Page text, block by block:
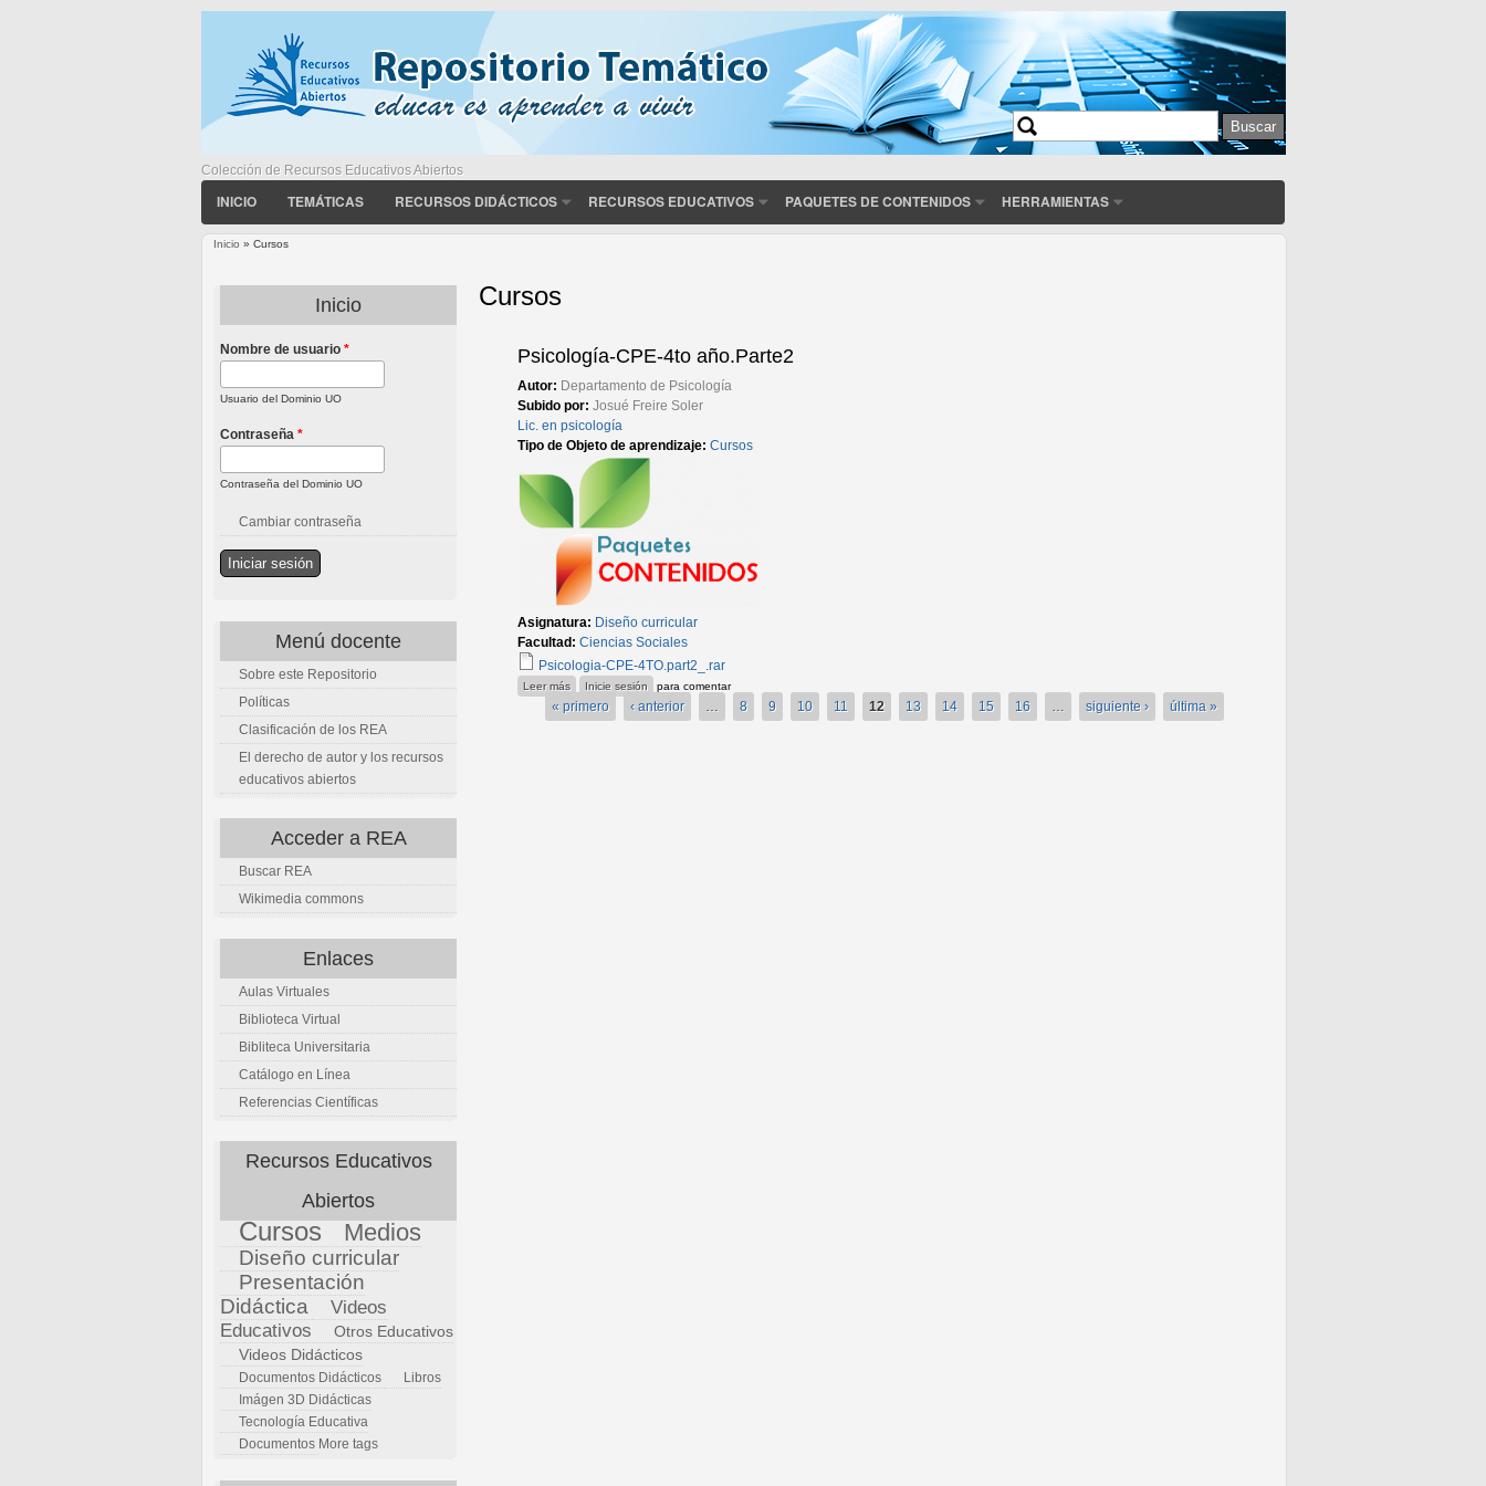
Colección de Recursos Educativos Abiertos
Formulario de búsqueda
Buscar
INICIO TEMÁTICAS RECURSOS DIDÁCTICOS RECURSOS EDUCATIVOS PAQUETES DE CONTENIDOS HERRAMIENTAS
Inicio » Cursos
Cursos
Psicología-CPE-4to año.Parte2
Autor: Departamento de Psicología
Subido por: Josué Freire Soler
Lic. en psicología
Tipo de Objeto de aprendizaje: Cursos
Asignatura: Diseño curricular
Facultad: Ciencias Sociales
Psicologia-CPE-4TO.part2_.rar
Leer más sobre Psicología-CPE-4to año.Parte2
Inicie sesión para comentar
Páginas
« primero ‹ anterior … 8 9 10 11 12 13 14 15 16 … siguiente › última »
Inicio
Nombre de usuario *
Usuario del Dominio UO
Contraseña *
Contraseña del Dominio UO
Cambiar contraseña
Menú docente
Sobre este Repositorio
Políticas
Clasificación de los REA
El derecho de autor y los recursos
educativos abiertos
Acceder a REA
Buscar REA
Wikimedia commons
Enlaces
Aulas Virtuales
Biblioteca Virtual
Bibliteca Universitaria
Catálogo en Línea
Referencias Científicas
Recursos Educativos
Abiertos
Cursos Medios
Diseño curricular
Presentación
Didáctica
Videos
Educativos
Otros Educativos
Videos Didácticos
Documentos Didácticos
Libros
Imágen 3D Didácticas
Tecnología Educativa
Documentos More tags